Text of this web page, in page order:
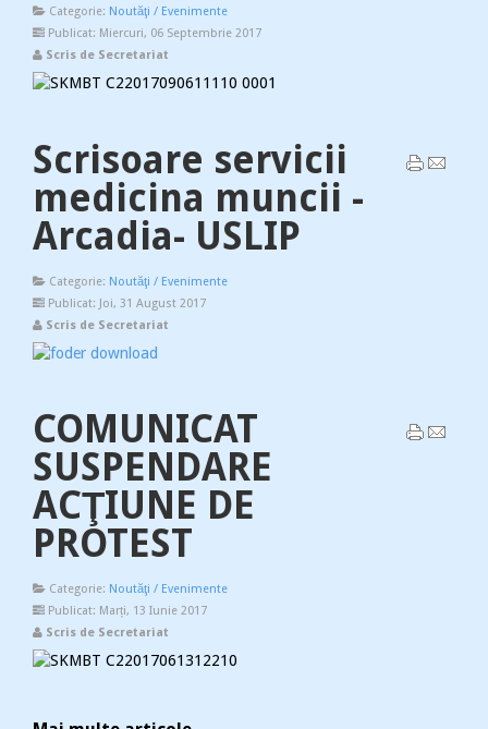
Categorie: Noutăţi / Evenimente
Publicat: Miercuri, 06 Septembrie 2017
Scris de Secretariat
Scrisoare servicii
medicina muncii -
Arcadia- USLIP
Categorie: Noutăţi / Evenimente
Publicat: Joi, 31 August 2017
Scris de Secretariat
COMUNICAT
SUSPENDARE
ACŢIUNE DE
PROTEST
Categorie: Noutăţi / Evenimente
Publicat: Marți, 13 Iunie 2017
Scris de Secretariat